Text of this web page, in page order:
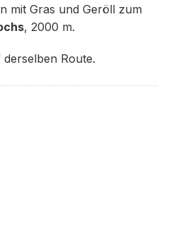
mit Gras und Geröll zum
, 2000 m.
Route.